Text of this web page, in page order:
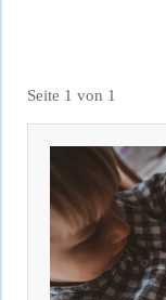
Seite 1 von 1